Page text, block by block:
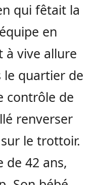
qui fêtait la
en
à vive allure
le quartier de
contrôle de
renverser
le trottoir.
de 42 ans,